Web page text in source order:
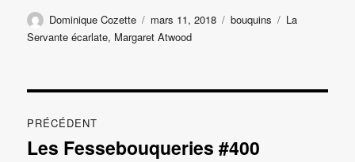
Auteur
Dominique Cozette
Publié
le
mars 11, 2018 Catégories
bouquins Étiquettes
La
Servante écarlate, Margaret Atwood
de
PRÉCÉDENT
Publication
Les Fessebouqueries #400